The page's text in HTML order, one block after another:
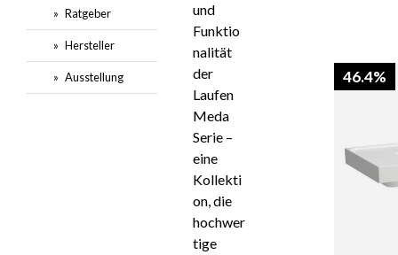
Ratgeber
Hersteller
Ausstellung
und
Funktio
nalität
der
Laufen
Meda
Serie –
eine
Kollekti
on, die
hochwer
tige
46.4%